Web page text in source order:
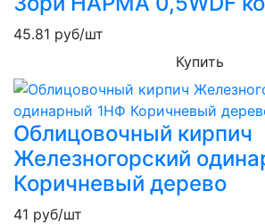
45.81 руб/шт
Купить
Облицовочный кирпич
Железногорский
Коричневый дерево
41 руб/шт